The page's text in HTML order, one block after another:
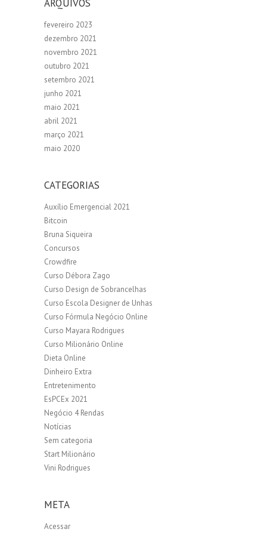
ARQUIVOS
fevereiro 2023
dezembro 2021
novembro 2021
outubro 2021
setembro 2021
junho 2021
maio 2021
abril 2021
março 2021
maio 2020
CATEGORIAS
Auxílio Emergencial 2021
Bitcoin
Bruna Siqueira
Concursos
Crowdfire
Curso Débora Zago
Curso Design de Sobrancelhas
Curso Escola Designer de Unhas
Curso Fórmula Negócio Online
Curso Mayara Rodrigues
Curso Milionário Online
Dieta Online
Dinheiro Extra
Entretenimento
EsPCEx 2021
Negócio 4 Rendas
Notícias
Sem categoria
Start Milionário
Vini Rodrigues
META
Acessar